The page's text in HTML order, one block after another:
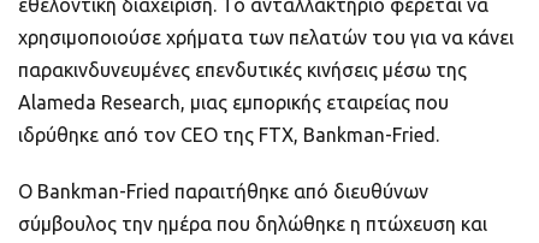
εθελοντική διαχείριση. Το ανταλλακτήριο φέρεται να
χρησιμοποιούσε χρήματα των πελατών του για να κάνει
παρακινδυνευμένες επενδυτικές κινήσεις μέσω της
Alameda Research, μιας εμπορικής εταιρείας που
ιδρύθηκε από τον CEO της FTX, Bankman-Fried.
Ο Bankman-Fried παραιτήθηκε από διευθύνων
σύμβουλος την ημέρα που δηλώθηκε η πτώχευση και